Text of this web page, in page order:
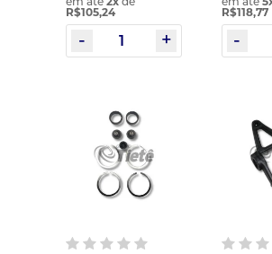
R$105,24
R$118,77